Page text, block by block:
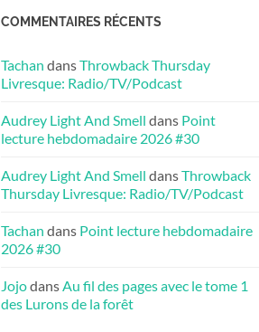
COMMENTAIRES RÉCENTS
Tachan dansThrowback Thursday
Livresque: Radio/TV/Podcast
Audrey Light And Smell dans Point
lecture hebdomadaire 2026 #30
Audrey Light And Smell dansThrowback
Thursday Livresque: Radio/TV/Podcast
Tachan dans Point lecture hebdomadaire
2026 #30
JojodansAu fil des pages avec le tome 1
des Lurons de la forêt